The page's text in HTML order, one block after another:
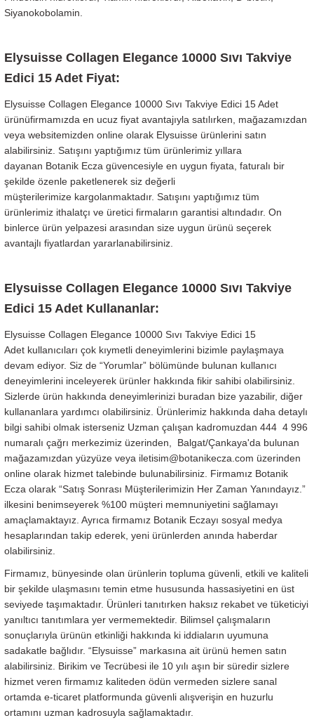
Siyanokobolamin.
Elysuisse Collagen Elegance 10000 Sıvı Takviye
Edici 15 Adet Fiyat:
Elysuisse Collagen Elegance 10000 Sıvı Takviye Edici 15 Adet
ürünüfirmamızda en ucuz fiyat avantajıyla satılırken, mağazamızdan
veya websitemizden online olarak Elysuisse ürünlerini satın
alabilirsiniz. Satışını yaptığımız tüm ürünlerimiz yıllara
dayanan Botanik Ecza güvencesiyle en uygun fiyata, faturalı bir
şekilde özenle paketlenerek siz değerli
müşterilerimize kargolanmaktadır. Satışını yaptığımız tüm
ürünlerimiz ithalatçı ve üretici firmaların garantisi altındadır. On
binlerce ürün yelpazesi arasından size uygun ürünü seçerek
avantajlı fiyatlardan yararlanabilirsiniz.
Elysuisse Collagen Elegance 10000 Sıvı Takviye
Edici 15 Adet Kullananlar:
Elysuisse Collagen Elegance 10000 Sıvı Takviye Edici 15
Adet kullanıcıları çok kıymetli deneyimlerini bizimle paylaşmaya
devam ediyor. Siz de “Yorumlar” bölümünde bulunan kullanıcı
deneyimlerini inceleyerek ürünler hakkında fikir sahibi olabilirsiniz.
Sizlerde ürün hakkında deneyimlerinizi buradan bize yazabilir, diğer
kullananlara yardımcı olabilirsiniz. Ürünlerimiz hakkında daha detaylı
bilgi sahibi olmak isterseniz Uzman çalışan kadromuzdan 444 4 996
numaralı çağrı merkezimiz üzerinden, Balgat/Çankaya'da bulunan
mağazamızdan yüzyüze veya iletisim@botanikecza.com üzerinden
online olarak hizmet talebinde bulunabilirsiniz. Firmamız Botanik
Ecza olarak “Satış Sonrası Müşterilerimizin Her Zaman Yanındayız.”
ilkesini benimseyerek %100 müşteri memnuniyetini sağlamayı
amaçlamaktayız. Ayrıca firmamız Botanik Eczayı sosyal medya
hesaplarından takip ederek, yeni ürünlerden anında haberdar
olabilirsiniz.
Firmamız, bünyesinde olan ürünlerin topluma güvenli, etkili ve kaliteli
bir şekilde ulaşmasını temin etme hususunda hassasiyetini en üst
seviyede taşımaktadır. Ürünleri tanıtırken haksız rekabet ve tüketiciyi
yanıltıcı tanıtımlara yer vermemektedir. Bilimsel çalışmaların
sonuçlarıyla ürünün etkinliği hakkında ki iddiaların uyumuna
sadakatle bağlıdır. “Elysuisse” markasına ait ürünü hemen satın
alabilirsiniz. Birikim ve Tecrübesi ile 10 yılı aşın bir süredir sizlere
hizmet veren firmamız kaliteden ödün vermeden sizlere sanal
ortamda e-ticaret platformunda güvenli alışverişin en huzurlu
ortamını uzman kadrosuyla sağlamaktadır.